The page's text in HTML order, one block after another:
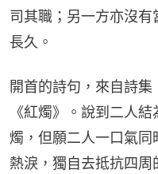
司其職；另一方亦沒
長久。
開首的詩句，來自詩
《紅燭》。說到二人
燭，但願二人一口氣
熱淚，獨自去抵抗四